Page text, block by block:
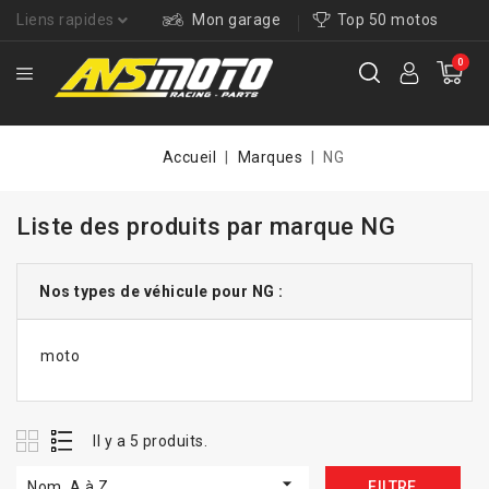
Liens rapides Mon garage Top 50 motos
0
Accueil Marques NG
Liste des produits par marque NG
Nos types de véhicule pour NG :
moto
Il y a 5 produits.
